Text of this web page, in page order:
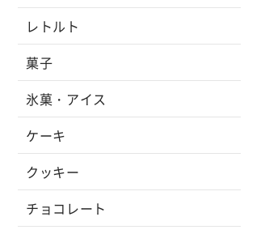
レトルト
菓子
氷菓・アイス
ケーキ
クッキー
チョコレート